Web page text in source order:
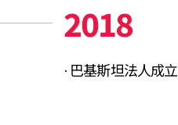
2018
巴基斯坦法人成立